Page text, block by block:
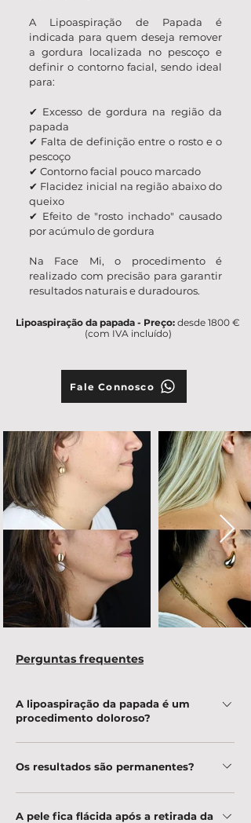
A Lipoaspiração de Papada é
indicada para quem deseja remover
a gordura localizada no pescoço e
definir o contorno facial, sendo ideal
para:
✔ Excesso de gordura na região da
papada
✔ Falta de definição entre o rosto e o
pescoço
✔ Contorno facial pouco marcado
✔ Flacidez inicial na região abaixo do
queixo
✔ Efeito de "rosto inchado" causado
por acúmulo de gordura
Na Face Mi, o procedimento é
realizado com precisão para garantir
resultados naturais e duradouros.
Lipoaspiração da papada - Preço: desde 1800 €
(com IVA incluído)
Fale Connosco
Perguntas frequentes
A lipoaspiração da papada é um
procedimento doloroso?
local, o que minimiza qualquer desconforto.
Os resultados são permanentes?
resultado pode ser afetado por ganho de peso
A pele fica flácida após a retirada da